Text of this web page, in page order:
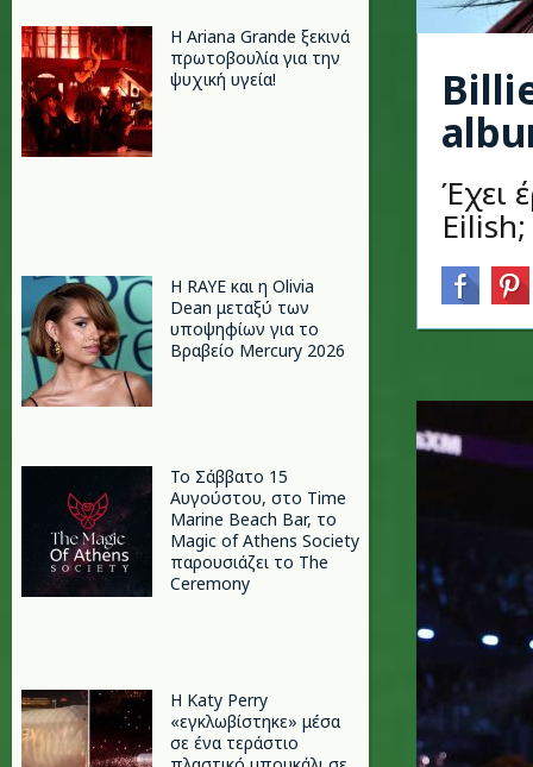
Η Ariana Grande ξεκινά
πρωτοβουλία για την
ψυχική υγεία!
Η RAYE και η Olivia
Dean μεταξύ των
υποψηφίων για το
Βραβείο Mercury 2026
Το Σάββατο 15
Αυγούστου, στο Time
Marine Beach Bar, το
Magic of Athens Society
παρουσιάζει το The
Ceremony
H Katy Perry
«εγκλωβίστηκε» μέσα
σε ένα τεράστιο
Έχει
Eilish;